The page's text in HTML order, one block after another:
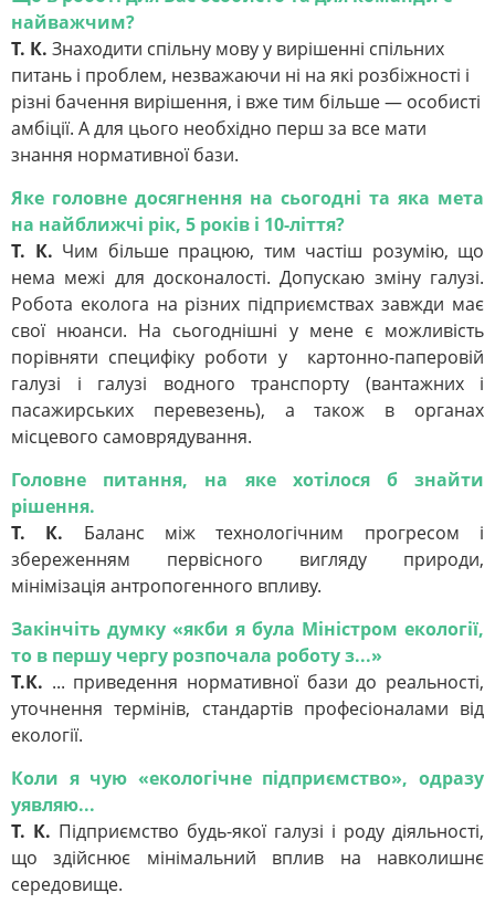
найважчим?
Т. К. Знаходити спільну мову у вирішенні спільних
питань і проблем, незважаючи ні на які розбіжності і
різні бачення вирішення, і вже тим більше — особисті
амбіції. А для цього необхідно перш за все мати
знання нормативної бази.
Яке головне досягнення на сьогодні та яка мета
на найближчі рік, 5 років і 10-ліття?
Т. К. Чим більше працюю, тим частіш розумію, що
нема межі для досконалості. Допускаю зміну галузі.
Робота еколога на різних підприємствах завжди має
свої нюанси. На сьогоднішні у мене є можливість
порівняти специфіку роботи у картонно-паперовій
галузі і галузі водного транспорту (вантажних і
пасажирських перевезень), а також в органах
місцевого самоврядування.
Головне питання, на яке хотілося б знайти
рішення.
Т. К. Баланс між технологічним прогресом і
збереженням первісного вигляду природи,
мінімізація антропогенного впливу.
Закінчіть думку «якби я була Міністром екології,
то в першу чергу розпочала роботу з...»
Т.К. ... приведення нормативної бази до реальності,
уточнення термінів, стандартів професіоналами від
екології.
Коли я чую «екологічне підприємство», одразу
уявляю...
Т. К. Підприємство будь-якої галузі і роду діяльності,
що здійснює мінімальний вплив на навколишнє
середовище.